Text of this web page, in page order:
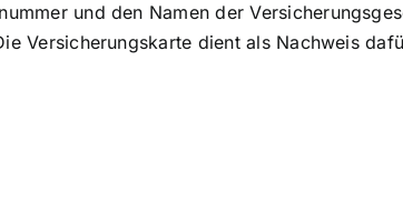
und den Namen der
Versicherungskarte dient als Nachweis